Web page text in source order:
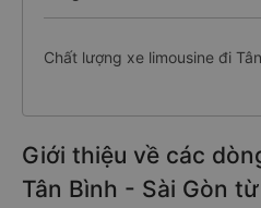
Chất lượng xe limousine đi
Giới thiệu về các
Tân Bình - Sài Gòn